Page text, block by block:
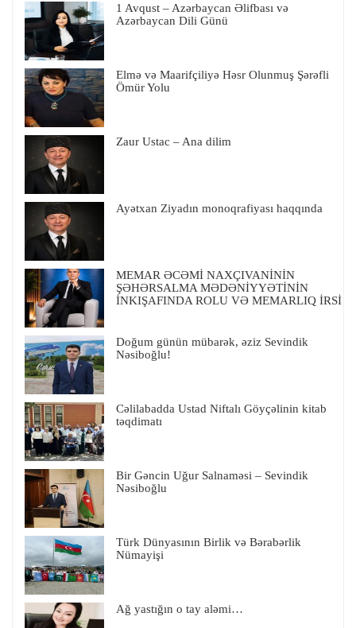
1 Avqust – Azərbaycan Əlifbası və
Azərbaycan Dili Günü
Elmə və Maarifçiliyə Həsr Olunmuş Şərəfli
Ömür Yolu
Zaur Ustac – Ana dilim
Ayətxan Ziyadın monoqrafiyası haqqında
MEMAR ƏCƏMİ NAXÇIVANİNİN
ŞƏHƏRSALMA MƏDƏNİYYƏTİNİN
İNKIŞAFINDA ROLU VƏ MEMARLIQ İRSİ
Doğum günün mübarək, əziz Sevindik
Nəsiboğlu!
Cəlilabadda Ustad Niftalı Göyçəlinin kitab
təqdimatı
Bir Gəncin Uğur Salnaməsi – Sevindik
Nəsiboğlu
Türk Dünyasının Birlik və Bərabərlik
Nümayişi
Ağ yastığın o tay aləmi…